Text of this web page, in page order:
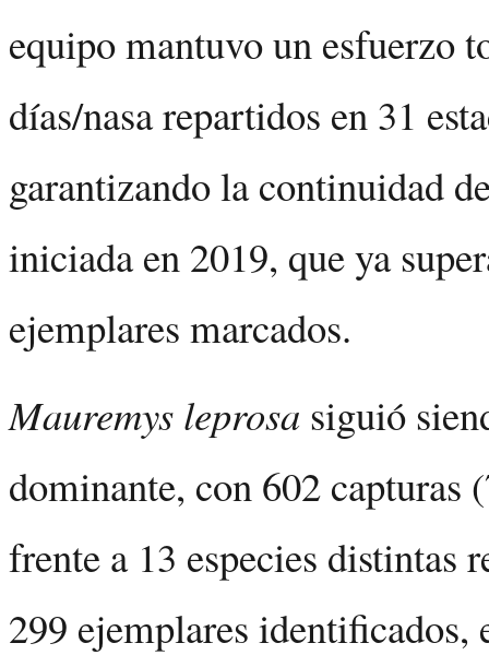
equipo mantuvo un esfuerzo
días/nasa repartidos en 31
garantizando la continuidad
iniciada en 2019, que ya
ejemplares marcados.
Mauremys leprosa siguió
dominante, con 602 capturas
frente a 13 especies distintas
299 ejemplares identificados,